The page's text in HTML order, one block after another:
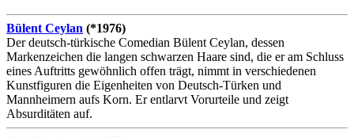
Bülent Ceylan (*1976)
Der deutsch-türkische Comedian Bülent Ceylan, dessen
Markenzeichen die langen schwarzen Haare sind, die er am Schluss
eines Auftritts gewöhnlich offen trägt, nimmt in verschiedenen
Kunstfiguren die Eigenheiten von Deutsch-Türken und
Mannheimern aufs Korn. Er entlarvt Vorurteile und zeigt
Absurditäten auf.